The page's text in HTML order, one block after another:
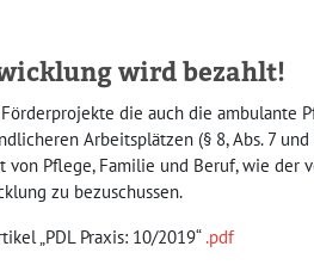
wird bezahlt!
die auch die ambulante
Arbeitsplätzen (§ 8, Abs. 7
von Pflege, Familie und Beruf, wie
zu bezuschussen.
„PDL Praxis: 10/2019“ .pdf